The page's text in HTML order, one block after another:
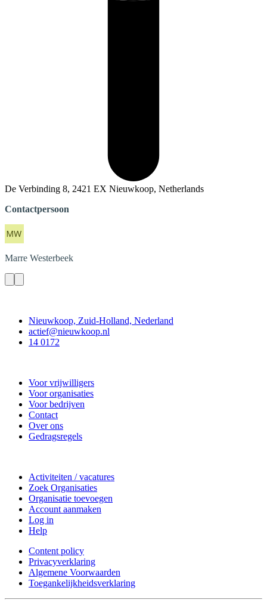
De Verbinding 8, 2421 EX Nieuwkoop, Netherlands
Contactpersoon
Marre Westerbeek
Nieuwkoop, Zuid-Holland, Nederland
actief@nieuwkoop.nl
14 0172
Voor vrijwilligers
Voor organisaties
Voor bedrijven
Contact
Over ons
Gedragsregels
Activiteiten / vacatures
Zoek Organisaties
Organisatie toevoegen
Account aanmaken
Log in
Help
Content policy
Privacyverklaring
Algemene Voorwaarden
Toegankelijkheidsverklaring